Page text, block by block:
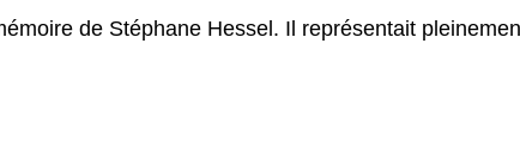
de Stéphane Hessel. Il représentait